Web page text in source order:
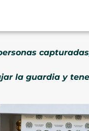
la guardia y